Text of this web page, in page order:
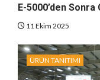
E-5000’den
11 Ekim 2025
ÜRÜN TANITIMI